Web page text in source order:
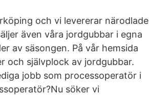
och vi levererar närodlade
även våra jordgubbar i egna
av säsongen. På vår hemsida
och självplock av jordgubbar.
jobb som processoperatör i
söker vi